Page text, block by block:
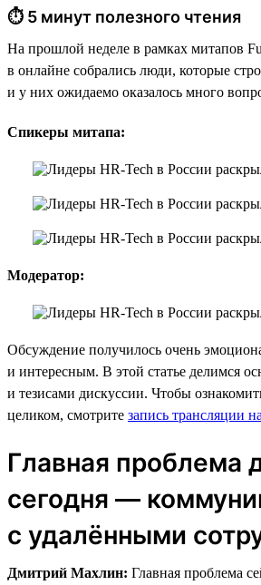
⏱ 5 минут полезного чтения
На прошлой неделе в рамках митапов
в онлайне собрались люди, которые
и у них ожидаемо оказалось много
Спикеры митапа:
Модератор:
Обсуждение получилось очень
и интересным. В этой статье делимся
и тезисами дискуссии. Чтобы
целиком, смотрите запись трансляции
Главная проблема
сегодня —
с удалёнными
Дмитрий Махлин: Главная проблема